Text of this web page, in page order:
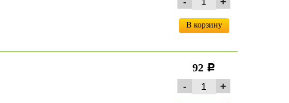
В корзину
92 c